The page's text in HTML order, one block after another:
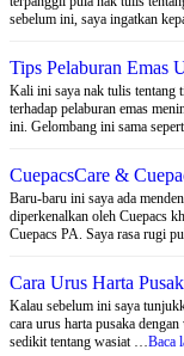
sebelum ini, saya ingatkan
Tips Pelaburan Emas
Kali ini saya nak tulis tentang
terhadap pelaburan emas
ini. Gelombang ini sama
CuepacsCare &
Baru-baru ini saya ada
diperkenalkan oleh Cuepacs
Cuepacs PA. Saya rasa rugi
Cara Urus Harta
Kalau sebelum ini saya
cara urus harta pusaka
sedikit tentang wasiat …Baca